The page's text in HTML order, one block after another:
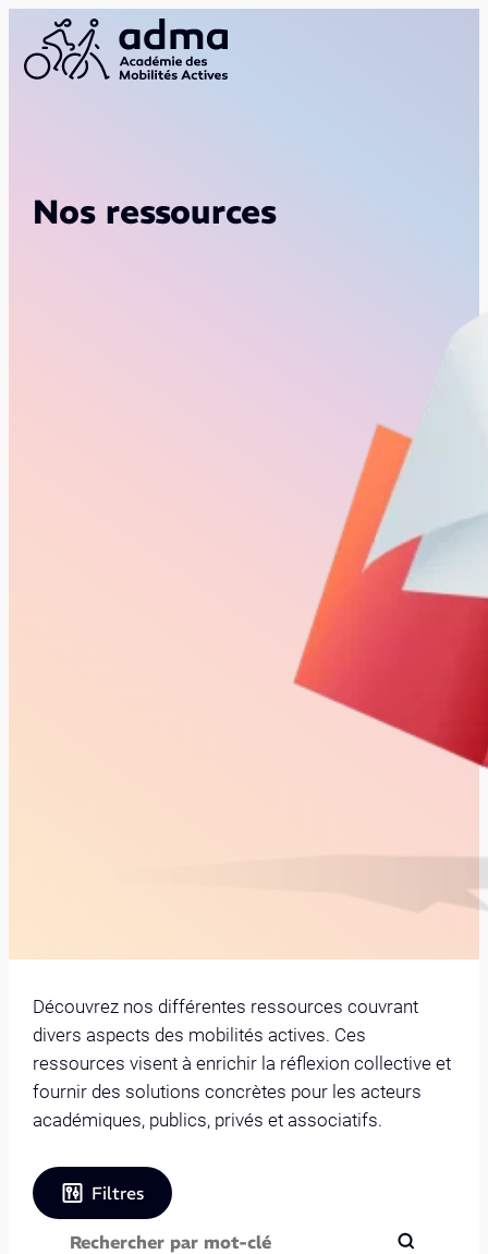
Nos ressources
Découvrez nos différentes ressources couvrant
divers aspects des mobilités actives. Ces
ressources visent à enrichir la réflexion collective et
fournir des solutions concrètes pour les acteurs
académiques, publics, privés et associatifs.
Filtres